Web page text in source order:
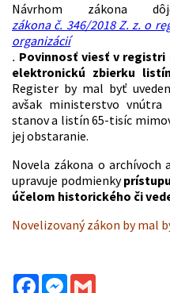
Návrhom zákona
zákona č. 346/2018 Z. z. o
organizácií
. Povinnosť viesť v registri
elektronickú zbierku
Register by mal byť
avšak ministerstvo
stanov a listín 65-tisíc
jej obstaranie.
Novela zákona o
upravuje podmienky
účelom historického či
Novelizovaný zákon by mal
FacebookMessenger